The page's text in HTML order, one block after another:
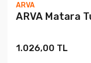
ARVA
ARVA Matara
1.026,00 TL